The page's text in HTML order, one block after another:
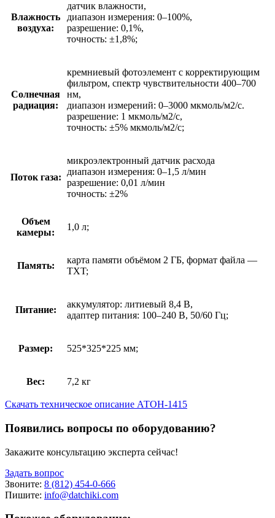
Влажность
воздуха:
датчик влажности,
диапазон измерения: 0–100%,
разрешение: 0,1%,
точность: ±1,8%;
Солнечная
радиация:
кремниевый фотоэлемент с корректирующим
фильтром, спектр чувствительности 400–700
нм,
диапазон измерений: 0–3000 мкмоль/м2/с.
разрешение: 1 мкмоль/м2/с,
точность: ±5% мкмоль/м2/с;
Поток газа:
микроэлектронный датчик расхода
диапазон измерения: 0–1,5 л/мин
разрешение: 0,01 л/мин
точность: ±2%
Объем
камеры:
1,0 л;
Память:
карта памяти объёмом 2 ГБ, формат файла —
TXT;
Питание:
аккумулятор: литиевый 8,4 В,
адаптер питания: 100–240 В, 50/60 Гц;
Размер: 525*325*225 мм;
Вес: 7,2 кг
Скачать техническое описание АТОН-1415
Появились вопросы по оборудованию?
Закажите консультацию эксперта сейчас!
Задать вопрос
Звоните: 8 (812) 454-0-666
Пишите: info@datchiki.com